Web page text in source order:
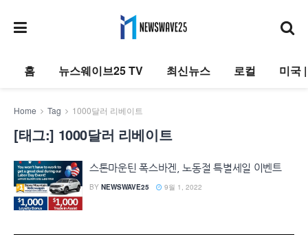
홈 뉴스웨이브25 TV 최신뉴스 로컬 미국
Home Tag 1000달러 리베이트
[태그:] 1000달러 리베이트
스톤마운틴 폭스바겐, 노동절 특별세일 이벤트
BY NEWSWAVE25 9월 1, 2022